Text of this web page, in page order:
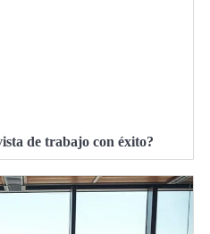
de trabajo con éxito?